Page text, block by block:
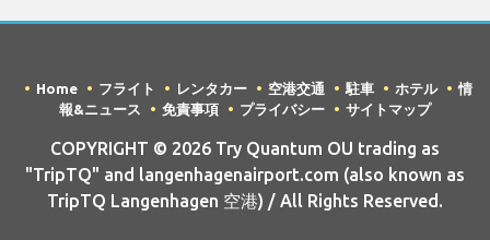
Home フライト レンタカー 空港交通 駐車 ホテル
情
報&ニュース
免責事項 プライバシー サイトマップ
COPYRIGHT © 2026 Try Quantum OU trading as
"TripTQ" and langenhagenairport.com (also known as
TripTQ Langenhagen 空港) / All Rights Reserved.